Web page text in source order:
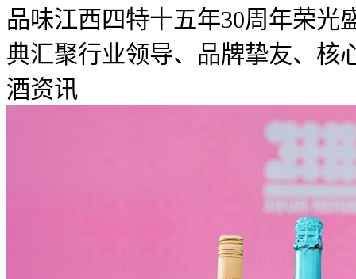
品味江西四特十五年30周年荣光
典汇聚行业领导、品牌挚友、核
酒资讯